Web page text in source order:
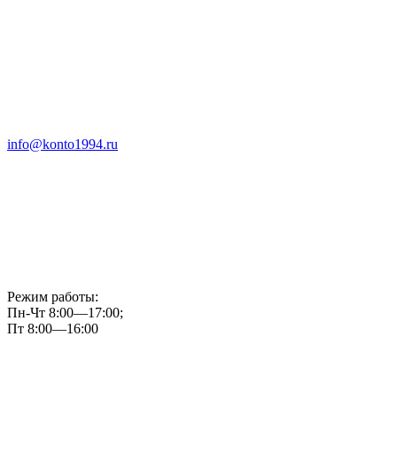
info@konto1994.ru
Режим работы:
Пн-Чт 8:00—17:00;
Пт 8:00—16:00